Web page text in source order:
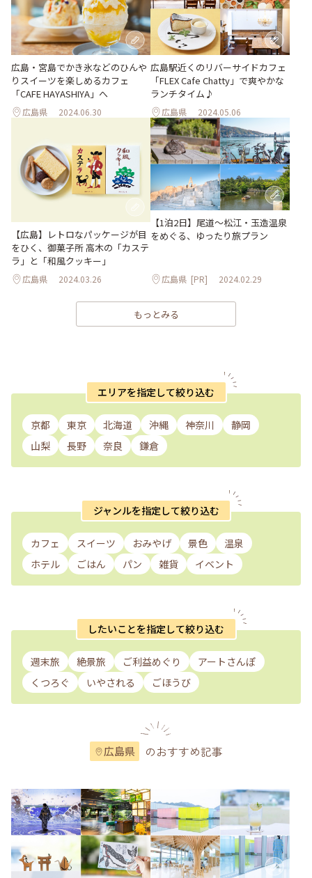
広島・宮島でかき氷などのひんや
りスイーツを楽しめるカフェ
「CAFE HAYASHIYA」へ
広島県 2024.06.30
広島駅近くのリバーサイドカフェ
「FLEX Cafe Chatty」で爽やかな
ランチタイム♪
広島県 2024.05.06
【広島】レトロなパッケージが目
をひく、御菓子所 高木の「カステ
ラ」と「和風クッキー」
広島県 2024.03.26
【1泊2日】尾道～松江・玉造温泉
をめぐる、ゆったり旅プラン
広島県 [PR] 2024.02.29
もっとみる
エリアを指定して絞り込む
京都 東京 北海道 沖縄 神奈川
静岡
山梨
長野 奈良 鎌倉
ジャンルを指定して絞り込む
カフェ スイーツ おみやげ 景色
温泉
ホテル
ごはん パン 雑貨 イベント
したいことを指定して絞り込む
週末旅 絶景旅 ご利益めぐり
アートさんぽ
くつろぐ
いやされる ごほうび
広島県 のおすすめ記事